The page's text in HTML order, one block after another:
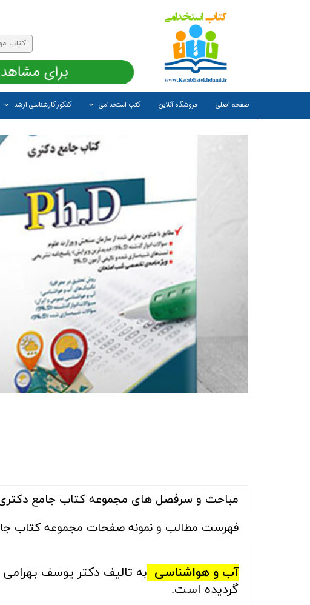
صفحه اصلی فروشگاه آنلاین کتب استخدامی کنکور کارشناسی ارشد
برای
مباحث و سرفصل های مجموعه کتاب جامع دکتری
فهرست مطالب و نمونه صفحات مجموعه کتاب
آب و هواشناسی به تالیف دکتر یوسف بهرامی
گردیده است.